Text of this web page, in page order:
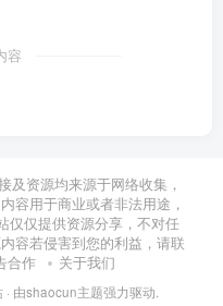
容
及资源均来源于网络收集，
容用于商业或者非法用途，
仅仅提供资源分享，不对任
容若侵害到您的利益，请联
合作 关于我们
· 由shaocun主题强力驱动.